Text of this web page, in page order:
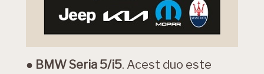
● BMW Seria 5/i5. Acest duo este